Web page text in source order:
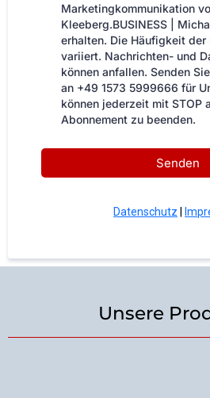
Marketingkommunikation
Kleeberg.BUSINESS |
erhalten. Die Häufigkeit der
variiert. Nachrichten- und
können anfallen. Senden
an +49 1573 5999666 für
können jederzeit mit STOP
Abonnement zu beenden.
Senden
Datenschutz |
Unsere